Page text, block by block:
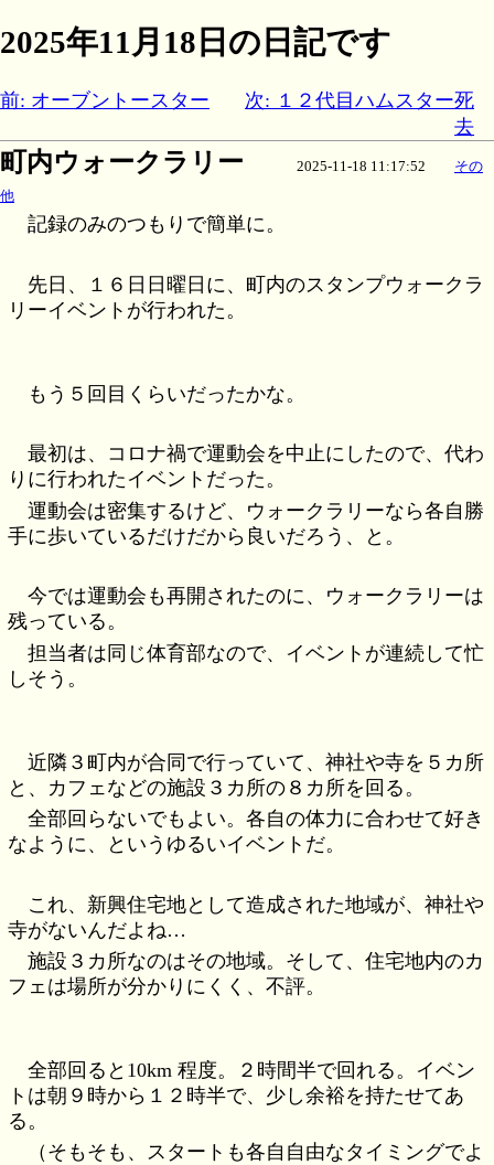
2025年11月18日の日記です
前: オーブントースター
次: １２代目ハムスター死
去
町内ウォークラリー 2025-11-18 11:17:52 その
他
記録のみのつもりで簡単に。
先日、１６日日曜日に、町内のスタンプウォークラ
リーイベントが行われた。
もう５回目くらいだったかな。
最初は、コロナ禍で運動会を中止にしたので、代わ
りに行われたイベントだった。
運動会は密集するけど、ウォークラリーなら各自勝
手に歩いているだけだから良いだろう、と。
今では運動会も再開されたのに、ウォークラリーは
残っている。
担当者は同じ体育部なので、イベントが連続して忙
しそう。
近隣３町内が合同で行っていて、神社や寺を５カ所
と、カフェなどの施設３カ所の８カ所を回る。
全部回らないでもよい。各自の体力に合わせて好き
なように、というゆるいイベントだ。
これ、新興住宅地として造成された地域が、神社や
寺がないんだよね…
施設３カ所なのはその地域。そして、住宅地内のカ
フェは場所が分かりにくく、不評。
全部回ると10km 程度。２時間半で回れる。イベン
トは朝９時から１２時半で、少し余裕を持たせてあ
る。
（そもそも、スタートも各自自由なタイミングでよ